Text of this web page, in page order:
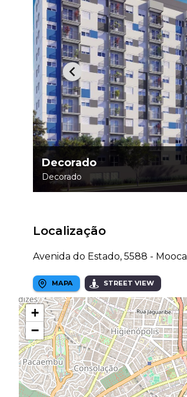
Decorado
Decorado
Localização
Avenida do Estado, 5588 - Mooca
MAPA STREET VIEW
+
−